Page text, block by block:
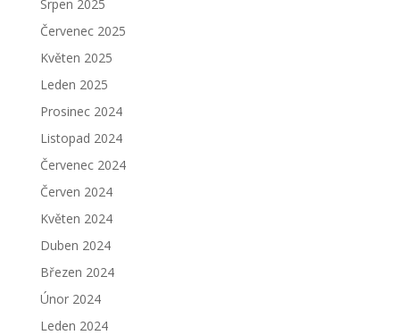
Srpen 2025
Červenec 2025
Květen 2025
Leden 2025
Prosinec 2024
Listopad 2024
Červenec 2024
Červen 2024
Květen 2024
Duben 2024
Březen 2024
Únor 2024
Leden 2024